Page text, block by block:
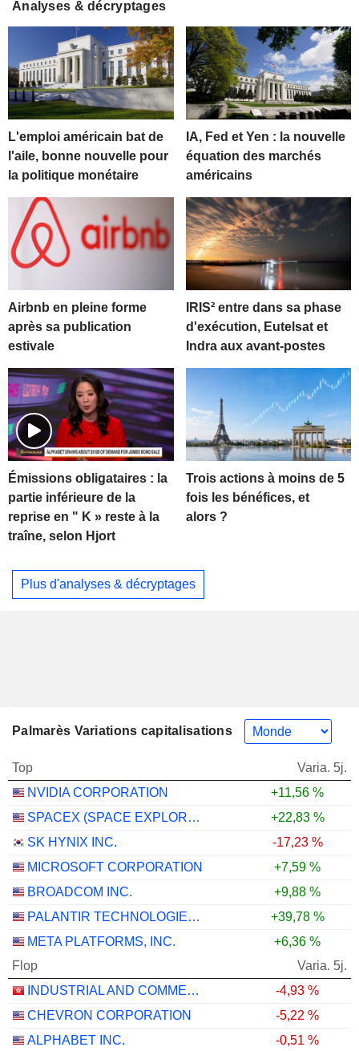
Analyses & décryptages
L'emploi américain bat de
l'aile, bonne nouvelle pour
la politique monétaire
IA, Fed et Yen : la nouvelle
équation des marchés
américains
Airbnb en pleine forme
après sa publication
estivale
IRIS² entre dans sa phase
d'exécution, Eutelsat et
Indra aux avant-postes
Émissions obligataires : la
partie inférieure de la
reprise en " K » reste à la
traîne, selon Hjort
Trois actions à moins de 5
fois les bénéfices, et
alors ?
Plus d'analyses & décryptages
Palmarès Variations capitalisations
Top
Varia. 5j.
NVIDIA CORPORATION
+11,56 %
SPACEX (SPACE EXPLORATION TECHNOLOGIES)
+22,83 %
SK HYNIX INC.
-17,23 %
MICROSOFT CORPORATION
+7,59 %
BROADCOM INC.
+9,88 %
PALANTIR TECHNOLOGIES INC.
+39,78 %
META PLATFORMS, INC.
+6,36 %
Flop
Varia. 5j.
INDUSTRIAL AND COMMERCIAL BANK OF CHINA LIMITED
-4,93 %
CHEVRON CORPORATION
-5,22 %
ALPHABET INC.
-0,51 %